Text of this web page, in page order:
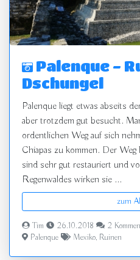
Palenque -
Dschungel
Palenque liegt etwas abseits
aber trotzdem gut besucht.
ordentlichen Weg auf sich
Chiapas zu kommen. Der
sind sehr gut restauriert und
Regenwaldes wirken sie ...
zum
Tim 26.10.2018
2
Palenque
Mexiko, Ruinen